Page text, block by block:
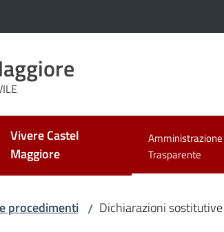
Vivere Castel
Maggiore
Amministrazione
Trasparente
Menu selezionato
procedimenti / Dichiarazioni